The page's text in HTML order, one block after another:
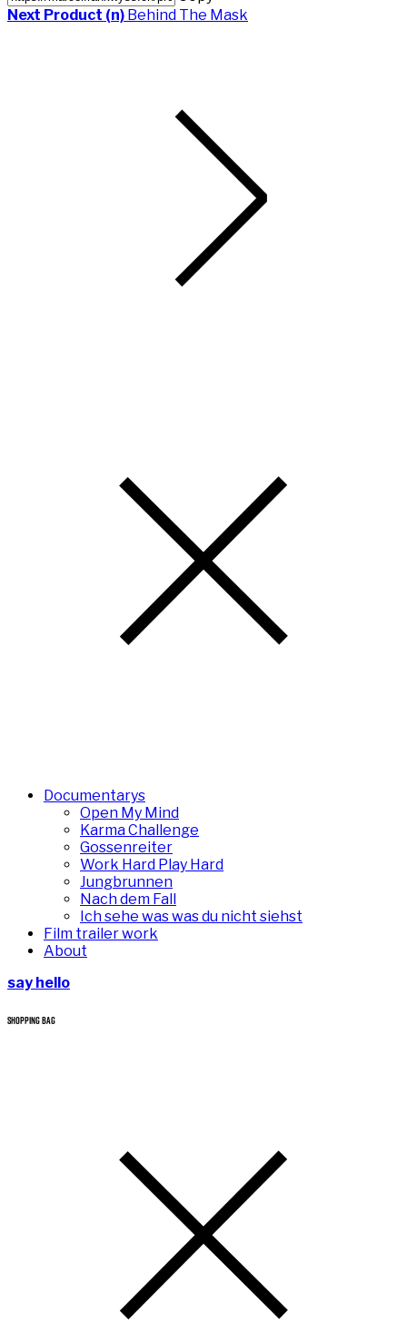
Next Product (n) Behind The Mask
Documentarys
Open My Mind
Karma Challenge
Gossenreiter
Work Hard Play Hard
Jungbrunnen
Nach dem Fall
Ich sehe was was du nicht siehst
Film trailer work
About
say hello
SHOPPING BAG